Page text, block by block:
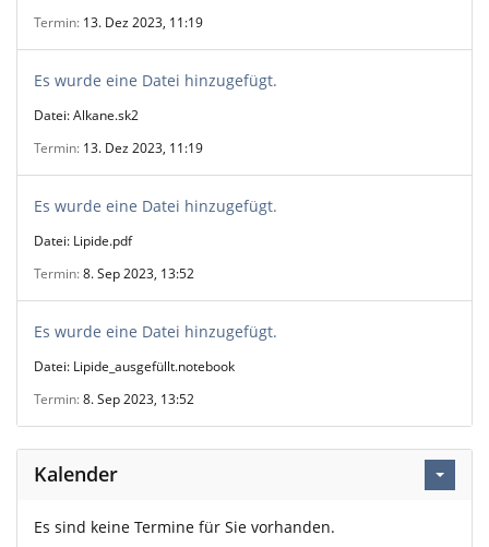
Termin 13. Dez 2023, 11:19
Es wurde eine Datei hinzugefügt.
Datei: Alkane.sk2
Termin 13. Dez 2023, 11:19
Es wurde eine Datei hinzugefügt.
Datei: Lipide.pdf
Termin 8. Sep 2023, 13:52
Es wurde eine Datei hinzugefügt.
Datei: Lipide_ausgefüllt.notebook
Termin 8. Sep 2023, 13:52
Kalender
Es sind keine Termine für Sie vorhanden.